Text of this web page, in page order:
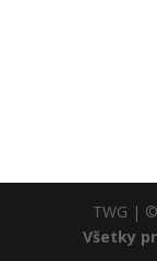
TWG |
Všetky